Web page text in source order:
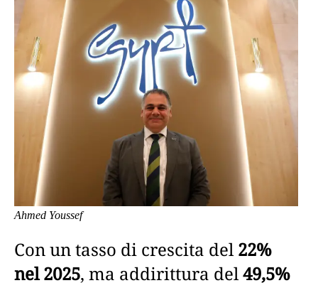
Ahmed Youssef
Con un tasso di crescita del22%
nel 2025, ma addirittura del49,5%